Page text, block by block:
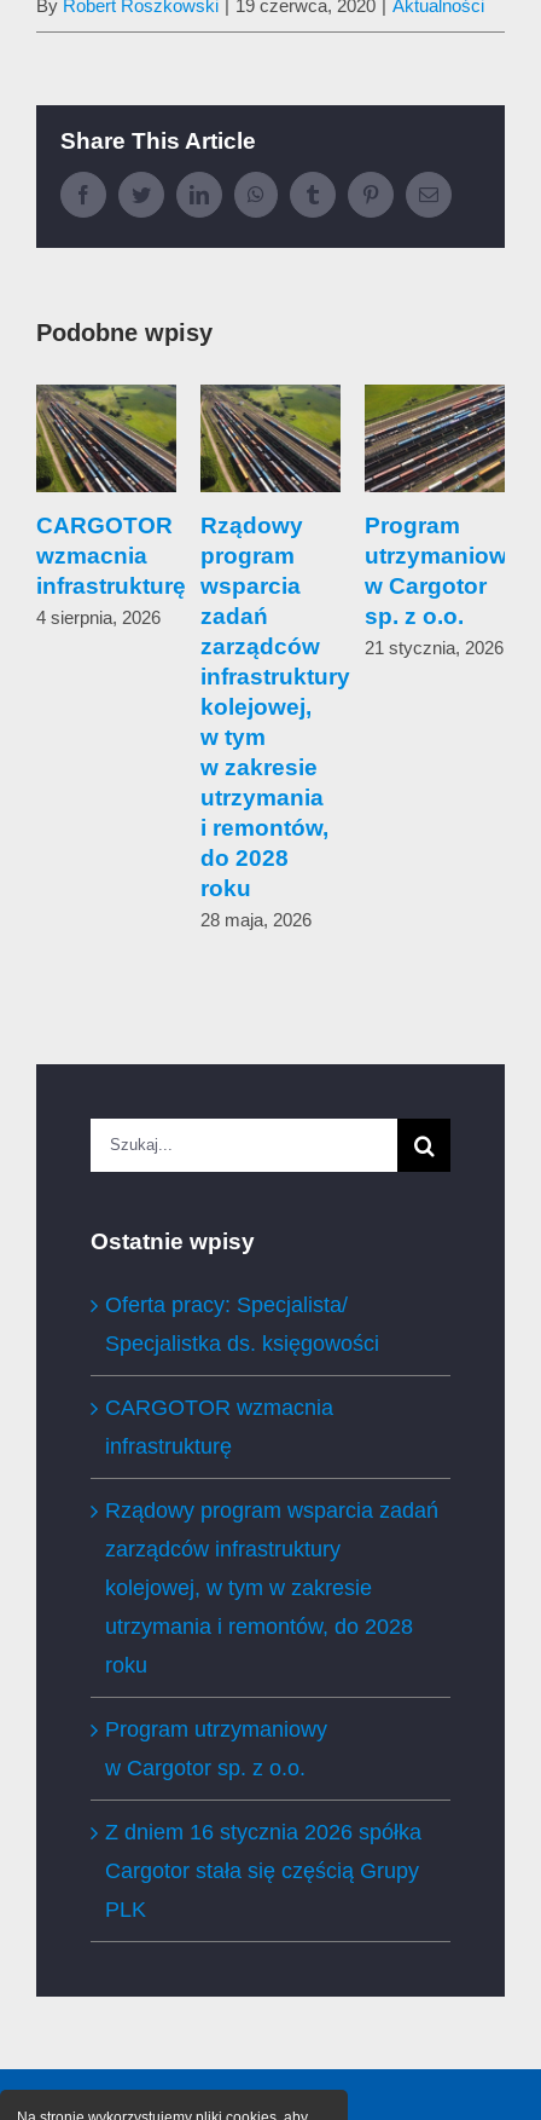
By Robert Roszkowski | 19 czerwca, 2020 | Aktualności
Share This Article
FacebookTwitterLinkedInWhatsAppTumblr PinterestEmail
Podobne wpisy
CARGOTOR
wzmacnia
infrastrukturę
4 sierpnia, 2026
Rządowy
program
wsparcia
zadań
zarządców
infrastruktury
kolejowej,
w tym
w zakresie
utrzymania
i remontów,
do 2028
roku
28 maja, 2026
Program
utrzymaniowy
w Cargotor
sp. z o.o.
21 stycznia, 2026
Szukaj
Ostatnie wpisy
Oferta pracy: Specjalista/
Specjalistka ds. księgowości
CARGOTOR wzmacnia
infrastrukturę
Rządowy program wsparcia zadań
zarządców infrastruktury
kolejowej, w tym w zakresie
utrzymania i remontów, do 2028
roku
Program utrzymaniowy
w Cargotor sp. z o.o.
Z dniem 16 stycznia 2026 spółka
Cargotor stała się częścią Grupy
PLK